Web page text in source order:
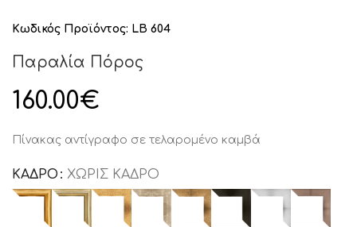
Κωδικός Προϊόντος: LB 604
Παραλία Πόρος
160.00€
Πίνακας αντίγραφο σε τελαρομένο καμβά
ΚΑΔΡΟ ΧΩΡΙΣ ΚΑΔΡΟ